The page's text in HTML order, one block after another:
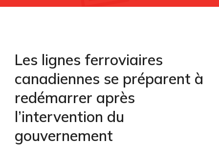
Les lignes ferroviaires
canadiennes se préparent à
redémarrer après
l’intervention du
gouvernement